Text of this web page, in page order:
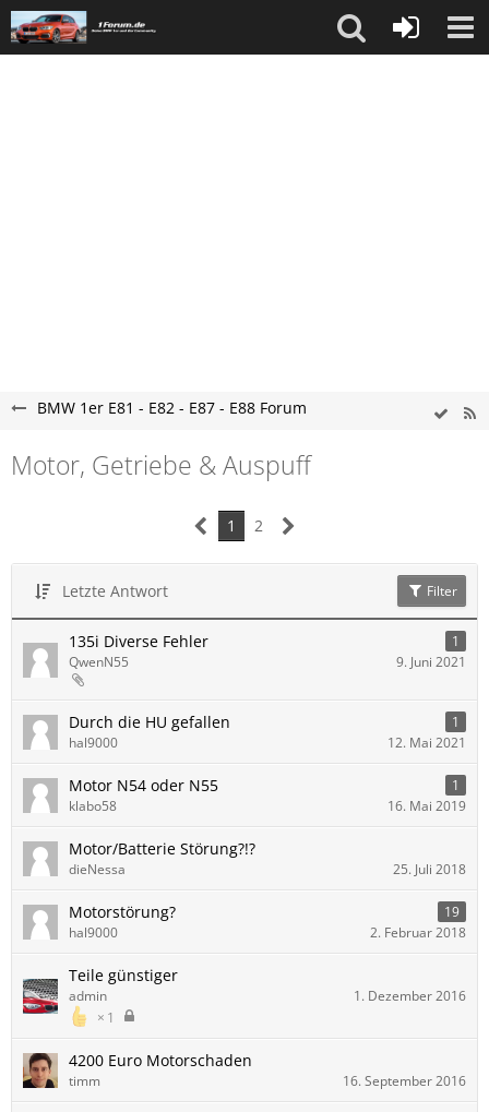
BMW 1er E81 - E82 - E87 - E88 Forum
Motor, Getriebe & Auspuff
1 2
Letzte Antwort Filter
135i Diverse Fehler
1
QwenN55
9. Juni 2021
Durch die HU gefallen
1
hal9000
12. Mai 2021
Motor N54 oder N55
1
klabo58
16. Mai 2019
Motor/Batterie Störung?!?
dieNessa 25. Juli 2018
Motorstörung?
19
hal9000
2. Februar 2018
Teile günstiger
1
admin 1. Dezember 2016
4200 Euro Motorschaden
timm 16. September 2016